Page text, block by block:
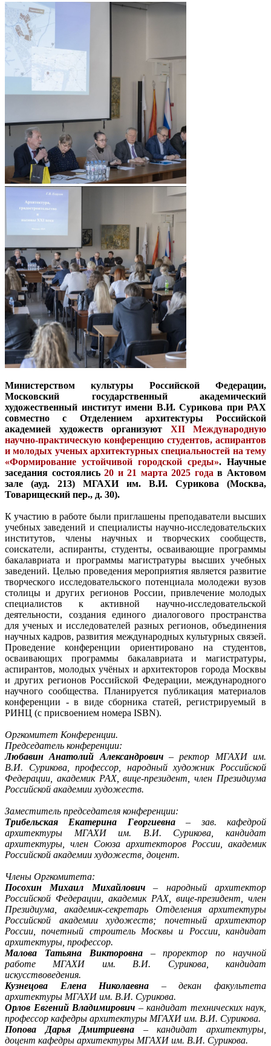
Министерством культуры Российской Федерации,
Московский государственный академический
художественный институт имени В.И. Сурикова при РАХ
совместно с Отделением архитектуры Российской
академией художеств организуют XII Международную
научнo-практическую конференцию студентов, аспирантов
и молодых ученых архитектурных специальностей на тему
«Формирование устойчивой городской среды». Научные
заседания состоялись20 и 21 марта 2025 года в Актовом
зале (ауд. 213) МГАХИ им. В.И. Сурикова (Москва,
Товарищеский пер., д. 30).
К участию в работе были приглашены преподаватели высших
учебных заведений и специалисты научно-исследовательских
институтов, члены научных и творческих сообществ,
соискатели, аспиранты, студенты, осваивающие программы
бакалавриата и программы магистратуры высших учебных
заведений. Целью проведения мероприятия является развитие
творческого исследовательского потенциала молодежи вузов
столицы и других регионов России, привлечение молодых
специалистов к активной научно-исследовательской
деятельности, создания единого диалогового пространства
для ученых и исследователей разных регионов, объединения
научных кадров, развития международных культурных связей.
Проведение конференции ориентировано на студентов,
осваивающих программы бакалавриата и магистратуры,
аспирантов, молодых учёных и архитекторов города Москвы
и других регионов Российской Федерации, международного
научного сообщества. Планируется публикация материалов
конференции - в виде сборника статей, регистрируемый в
РИНЦ (с присвоением номера ISBN).
Оргкомитет Конференции.
Председатель конференции:
Любавин Анатолий Александрович – ректор МГАХИ им.
В.И. Сурикова, профессор, народный художник Российской
Федерации, академик РАХ, вице-президент, член Президиума
Российской академии художеств.
Заместитель председателя конференции:
Трибельская Екатерина Георгиевна– зав. кафедрой
архитектуры МГАХИ им. В.И. Сурикова, кандидат
архитектуры, член Союза архитекторов России, академик
Российской академии художеств, доцент.
Члены Оргкомитета:
Посохин Михаил Михайлович– народный архитектор
Российской Федерации, академик РАХ, вице-президент, член
Президиума, академик-секретарь Отделения архитектуры
Российской академии художеств; почетный архитектор
России, почетный строитель Москвы и России, кандидат
архитектуры, профессор.
Малова Татьяна Викторовна– проректор по научной
работе МГАХИ им. В.И. Сурикова, кандидат
искусствоведения.
Кузнецова Елена Николаевна – декан факультета
архитектуры МГАХИ им. В.И. Сурикова.
Орлов Евгений Владимирович – кандидат технических наук,
профессор кафедры архитектуры МГАХИ им. В.И. Сурикова.
Попова Дарья Дмитриевна – кандидат архитектуры,
доцент кафедры архитектуры МГАХИ им. В.И. Сурикова.